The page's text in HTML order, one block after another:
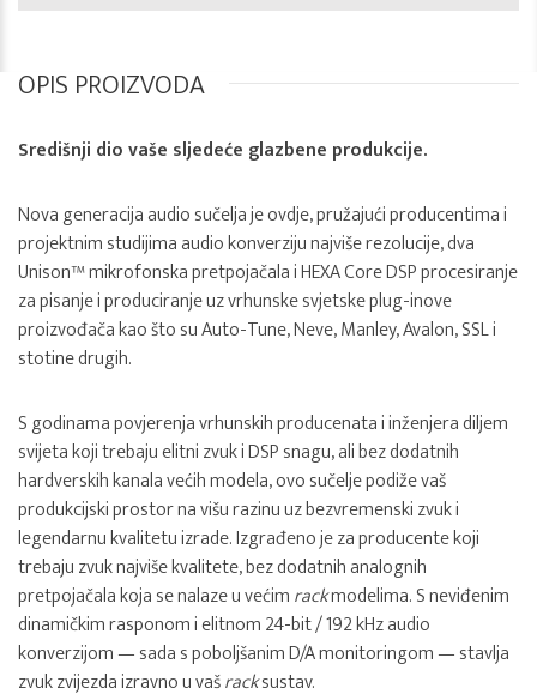
OPIS PROIZVODA
Središnji dio vaše sljedeće glazbene produkcije.
Nova generacija audio sučelja je ovdje, pružajući producentima i
projektnim studijima audio konverziju najviše rezolucije, dva
Unison™ mikrofonska pretpojačala i HEXA Core DSP procesiranje
za pisanje i produciranje uz vrhunske svjetske plug-inove
proizvođača kao što su Auto-Tune, Neve, Manley, Avalon, SSL i
stotine drugih.
S godinama povjerenja vrhunskih producenata i inženjera diljem
svijeta koji trebaju elitni zvuk i DSP snagu, ali bez dodatnih
hardverskih kanala većih modela, ovo sučelje podiže vaš
produkcijski prostor na višu razinu uz bezvremenski zvuk i
legendarnu kvalitetu izrade. Izgrađeno je za producente koji
trebaju zvuk najviše kvalitete, bez dodatnih analognih
pretpojačala koja se nalaze u većimrackmodelima. S neviđenim
dinamičkim rasponom i elitnom 24-bit / 192 kHz audio
konverzijom — sada s poboljšanim D/A monitoringom — stavlja
zvuk zvijezda izravno u vašracksustav.